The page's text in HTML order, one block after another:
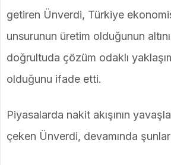
getiren Ünverdi, Türkiye
unsurunun üretim olduğunun
doğrultuda çözüm odaklı
olduğunu ifade etti.
Piyasalarda nakit akışının
çeken Ünverdi, devamında